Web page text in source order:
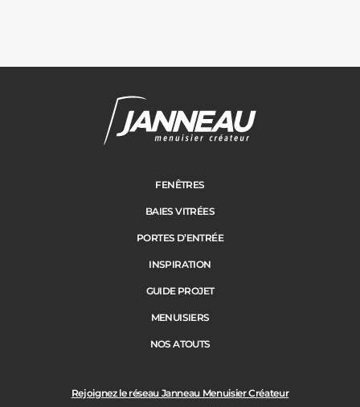
Rejoignez le réseau Janneau Menuisier Créateur
FENÊTRES
BAIES VITRÉES
PORTES D’ENTRÉE
INSPIRATION
GUIDE PROJET
MENUISIERS
NOS ATOUTS